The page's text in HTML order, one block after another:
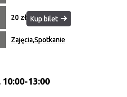
20 zł Kup bilet
Zajęcia,Spotkanie
13:00